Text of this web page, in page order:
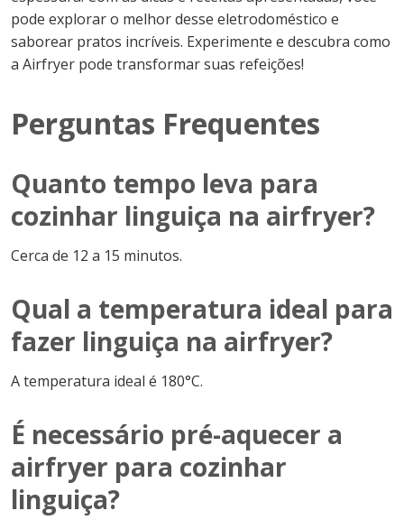
pode explorar o melhor desse eletrodoméstico e
saborear pratos incríveis. Experimente e descubra como
a Airfryer pode transformar suas refeições!
Perguntas Frequentes
Quanto tempo leva para
cozinhar linguiça na airfryer?
Cerca de 12 a 15 minutos.
Qual a temperatura ideal para
fazer linguiça na airfryer?
A temperatura ideal é 180°C.
É necessário pré-aquecer a
airfryer para cozinhar
linguiça?